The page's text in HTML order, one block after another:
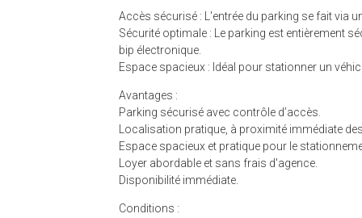
Accès sécurisé : L'entrée du parking se fait via
Sécurité optimale : Le parking est entièrement
bip électronique.
Espace spacieux : Idéal pour stationner un
Avantages :
Parking sécurisé avec contrôle d’accès.
Localisation pratique, à proximité immédiate
Espace spacieux et pratique pour le
Loyer abordable et sans frais d'agence.
Disponibilité immédiate.
Conditions :